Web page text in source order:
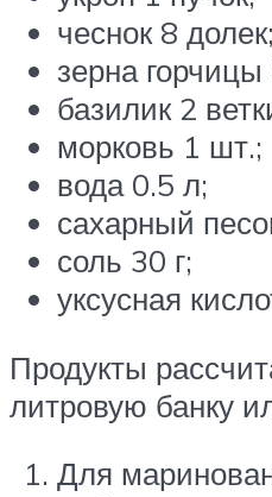
чеснок 8 долек;
зерна горчицы
базилик 2
морковь 1 шт.;
вода 0.5 л;
сахарный
соль 30 г;
уксусная
Продукты
литровую банку
Для